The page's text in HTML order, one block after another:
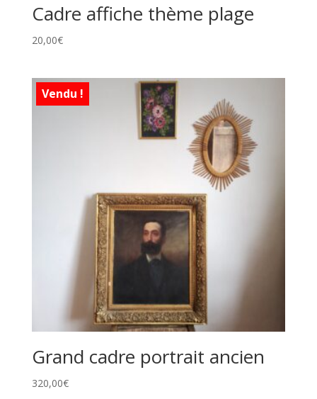
Cadre affiche thème plage
20,00€
Vendu !
Grand cadre portrait ancien
320,00€